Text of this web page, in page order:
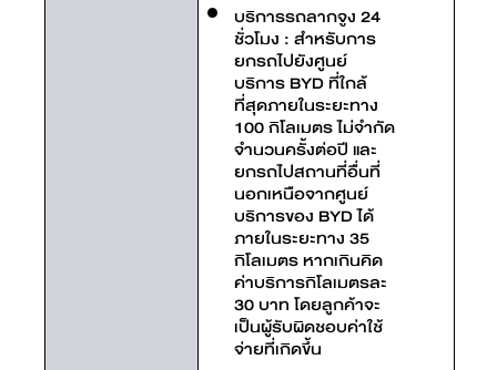
บริการรถลากจูง 24
ชั่วโมง : สำหรับการ
ยกรถไปยังศูนย์
บริการ BYD ที่ใกล้
ที่สุดภายในระยะทาง
100 กิโลเมตร ไม่จำกัด
จำนวนครั้งต่อปี และ
ยกรถไปสถานที่อื่นที่
นอกเหนือจากศูนย์
บริการของ BYD ได้
ภายในระยะทาง 35
กิโลเมตร หากเกินคิด
ค่าบริการกิโลเมตรละ
30 บาท โดยลูกค้าจะ
เป็นผู้รับผิดชอบค่าใช้
จ่ายที่เกิดขึ้น